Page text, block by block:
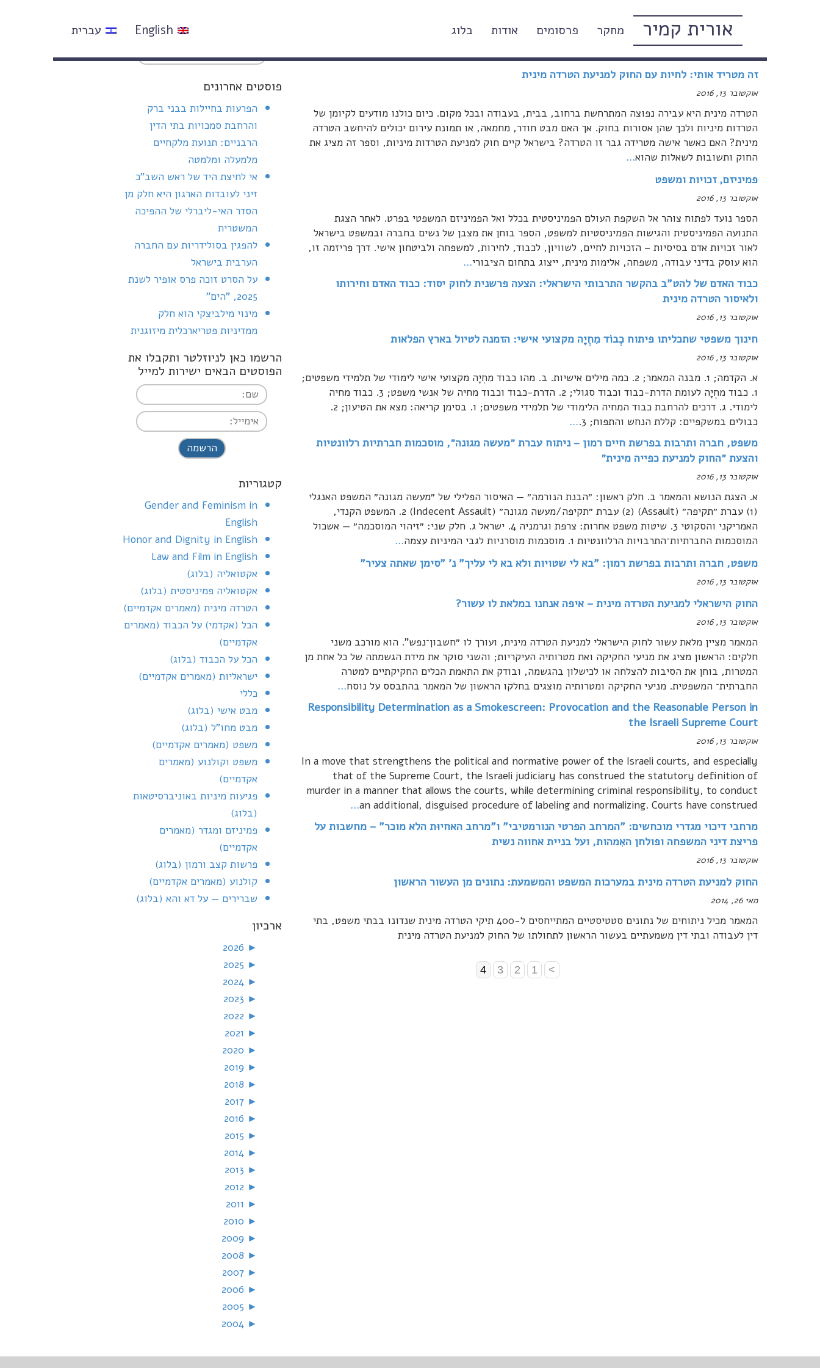
אורית קמיר מחקר פרסומים אודות בלוג עברית English
משפט (מאמרים אקדמיים)
זה מטריד אותי: לחיות עם החוק למניעת הטרדה מינית
אוקטובר 13, 2016
הטרדה מינית היא עבירה נפוצה המתרחשת ברחוב, בבית, בעבודה ובכל מקום. כיום כולנו מודעים לקיומן של
הטרדות מיניות ולכך שהן אסורות בחוק. אך האם מבט חודר, מחמאה, או תמונת עירום יכולים להיחשב הטרדה
מינית? האם כאשר אישה מטרידה גבר זו הטרדה? בישראל קיים חוק למניעת הטרדות מיניות, וספר זה מציג את
החוק ותשובות לשאלות שהוא…
פמיניזם, זכויות ומשפט
אוקטובר 13, 2016
הספר נועד לפתוח צוהר אל השקפת העולם הפמיניסטית בכלל ואל הפמיניזם המשפטי בפרט. לאחר הצגת
התנועה הפמיניסטית והגישות הפמיניסטיות למשפט, הספר בוחן את מצבן של נשים בחברה ובמשפט בישראל
לאור זכויות אדם בסיסיות – הזכויות לחיים, לשוויון, לכבוד, לחירות, למשפחה ולביטחון אישי. דרך פריזמה זו,
הוא עוסק בדיני עבודה, משפחה, אלימות מינית, ייצוג בתחום הציבורי…
כבוד האדם של להט"ב בהקשר התרבותי הישראלי: הצעה פרשנית לחוק יסוד: כבוד האדם וחירותו
ולאיסור הטרדה מינית
אוקטובר 13, 2016
חינוך משפטי שתכליתו פיתוח כְבוֹד מִחְיָה מקצועי אישי: הזמנה לטיול בארץ הפלאות
אוקטובר 13, 2016
א. הקדמה; 1. מבנה המאמר; 2. כמה מילים אישיות. ב. מהו כבוד מִחְיָה מקצועי אישי לימודי של תלמידי משפטים;
1. כבוד מחְיָה לעומת הדרת-כבוד וכבוד סגולי; 2. הדרת-כבוד וכבוד מחיה של אנשי משפט; 3. כבוד מחיה
לימודי. ג. דרכים להרחבת כבוד המחיה הלימודי של תלמידי משפטים; 1. בסימן קריאה: מצא את הטיעון; 2.
כבולים במשקפיים: קללת הנחש והתפוח; 3.
…
משפט, חברה ותרבות בפרשת חיים רמון – ניתוח עברת ״מעשה מגונה״, מוסכמות חברתיות רלוונטיות
והצעת ״החוק למניעת כפייה מינית״
אוקטובר 13, 2016
א. הצגת הנושא והמאמר ב. חלק ראשון: ״הבנת הנורמה״ — האיסור הפלילי של ״מעשה מגונה״ המשפט האנגלי
(1) עברת ״תקיפה״ (Assault) (2) עברת ״תקיפה/מעשה מגונה״ (Indecent Assault) 2. המשפט הקנדי,
האמריקני והסקוטי 3. שיטות משפט אחרות: צרפת וגרמניה 4. ישראל ג. חלק שני: ״זיהוי המוסכמה״ — אשכול
המוסכמות החברתיות־התרבויות הרלוונטיות 1. מוסכמות מוסרניות לגבי המיניות עצמה
…
משפט, חברה ותרבות בפרשת רמון: "בא לי שטויות ולא בא לי עליך" נ' "סימן שאתה צעיר"
אוקטובר 13, 2016
החוק הישראלי למניעת הטרדה מינית – איפה אנחנו במלאת לו עשור?
אוקטובר 13, 2016
המאמר מציין מלאת עשור לחוק הישראלי למניעת הטרדה מינית, ועורך לו ״חשבון־נפש". הוא מורכב משני
חלקים: הראשון מציג את מניעי החקיקה ואת מטרותיה העיקריות; והשני סוקר את מידת הגשמתה של כל אחת מן
המטרות, בוחן את הסיבות להצלחה או לכישלון בהגשמה, ובודק את התאמת הכלים החקיקתיים למטרה
החברתית־ המשפטית. מניעי החקיקה ומטרותיה מוצגים בחלקו הראשון של המאמר בהתבסס על נוסח…
Responsibility Determination as a Smokescreen: Provocation and the Reasonable Person in
the Israeli Supreme Court
אוקטובר 13, 2016
In a move that strengthens the political and normative power of the Israeli courts, and especially
that of the Supreme Court, the Israeli judiciary has construed the statutory definition of
murder in a manner that allows the courts, while determining criminal responsibility, to conduct
an additional, disguised procedure of labeling and normalizing. Courts have construed
…
מרחבי דיכוי מגדרי מוכחשים: "המרחב הפרטי הנורמטיבי" ו"מרחב האחיוּת הלא מוכר" – מחשבות על
פריצת דיני המשפחה ופולחן האִמהות, ועל בניית אחווה נשית
אוקטובר 13, 2016
החוק למניעת הטרדה מינית במערכות המשפט והמשמעת: נתונים מן העשור הראשון
מאי 26, 2014
המאמר מכיל ניתוחים של נתונים סטטיסטיים המתייחסים ל-400 תיקי הטרדה מינית שנדונו בבתי משפט, בתי
דין לעבודה ובתי דין משמעתיים בעשור הראשון לתחולתו של החוק למניעת הטרדה מינית
>
1
2
3
4
פוסטים אחרונים
הפרעות בחיילות בבני ברק
והרחבת סמכויות בתי הדין
הרבניים: תנועת מלקחיים
מלמעלה ומלמטה
אי לחיצת היד של ראש השב"כ
זיני לעובדות הארגון היא חלק מן
הסדר האי-ליברלי של ההפיכה
המשטרית
להפגין בסולידריות עם החברה
הערבית בישראל
על הסרט זוכה פרס אופיר לשנת
2025, "הים"
מינוי מילביצקי הוא חלק
ממדיניות פטריארכלית מיזוגנית
הרשמו כאן לניוזלטר ותקבלו את
הפוסטים הבאים ישירות למייל
I agree terms and
קטגוריות
Gender and Feminism in
English
Honor and Dignity in English
Law and Film in English
אקטואליה (בלוג)
אקטואליה פמיניסטית (בלוג)
הטרדה מינית (מאמרים אקדמיים)
הכל (אקדמי) על הכבוד (מאמרים
אקדמיים)
הכל על הכבוד (בלוג)
ישראליות (מאמרים אקדמיים)
כללי
מבט אישי (בלוג)
מבט מחו"ל (בלוג)
משפט (מאמרים אקדמיים)
משפט וקולנוע (מאמרים
אקדמיים)
פגיעות מיניות באוניברסיטאות
(בלוג)
פמיניזם ומגדר (מאמרים
אקדמיים)
פרשות קצב ורמון (בלוג)
קולנוע (מאמרים אקדמיים)
שברירים — על דא והא (בלוג)
ארכיון
►
►
►
►
►
►
►
►
►
►
►
►
►
►
►
►
►
►
►
►
►
►
►